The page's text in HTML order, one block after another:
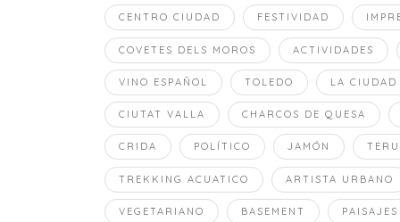
CENTRO CIUDAD FESTIVIDAD
COVETES DELS MOROS ACTIVIDADES
VINO ESPAÑOL TOLEDO LA
CIUTAT VALLA CHARCOS DE QUESA
CRIDA POLÍTICO JAMÓN
TREKKING ACUATICO ARTISTA URBANO
VEGETARIANO BASEMENT PAISAJES